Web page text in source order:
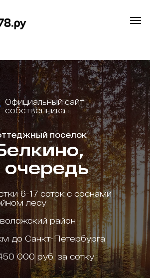
поселок
очередь
Официальный сайт
собственника
6-17 соток с соснами
лесу
район
до Санкт-Петербурга
000 руб. за сотку